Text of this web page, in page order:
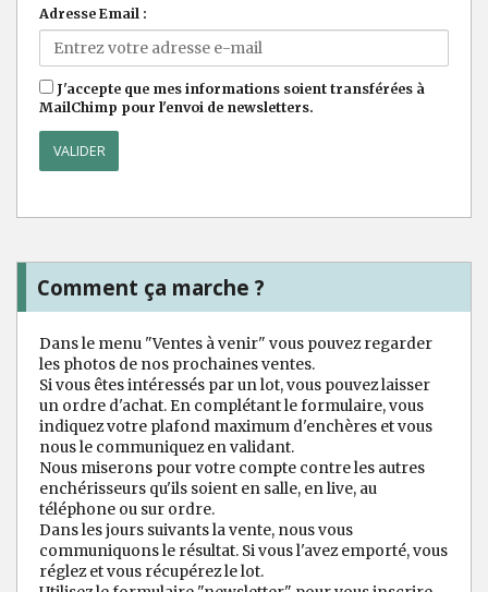
Adresse Email :
J'accepte que mes informations soient transférées à
MailChimp pour l'envoi de newsletters.
Comment ça marche ?
Dans le menu "Ventes à venir" vous pouvez regarder
les photos de nos prochaines ventes.
Si vous êtes intéressés par un lot, vous pouvez laisser
un ordre d'achat. En complétant le formulaire, vous
indiquez votre plafond maximum d'enchères et vous
nous le communiquez en validant.
Nous miserons pour votre compte contre les autres
enchérisseurs qu'ils soient en salle, en live, au
téléphone ou sur ordre.
Dans les jours suivants la vente, nous vous
communiquons le résultat. Si vous l'avez emporté, vous
réglez et vous récupérez le lot.